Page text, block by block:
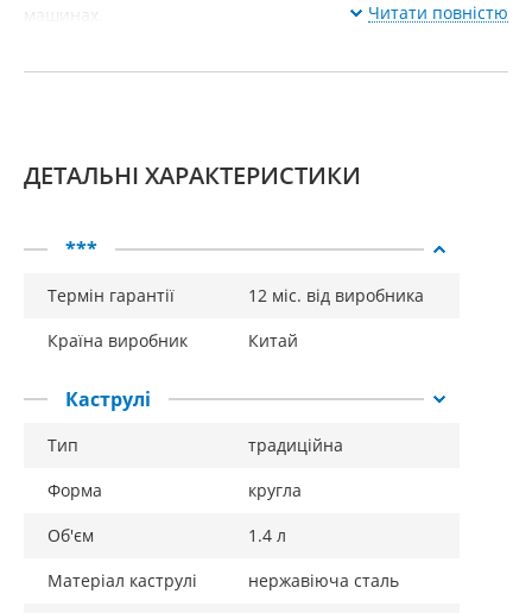
машинах. Читати повністю
ДЕТАЛЬНІ ХАРАКТЕРИСТИКИ
***
Термін гарантії
12 міс. від виробника
Країна виробник
Китай
Каструлі
Тип
традиційна
Форма
кругла
Об'єм
1.4 л
Матеріал каструлі
нержавіюча сталь